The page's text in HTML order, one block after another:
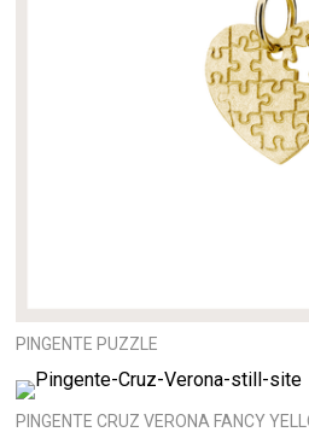
PINGENTE PUZZLE
PINGENTE CRUZ VERONA FANCY